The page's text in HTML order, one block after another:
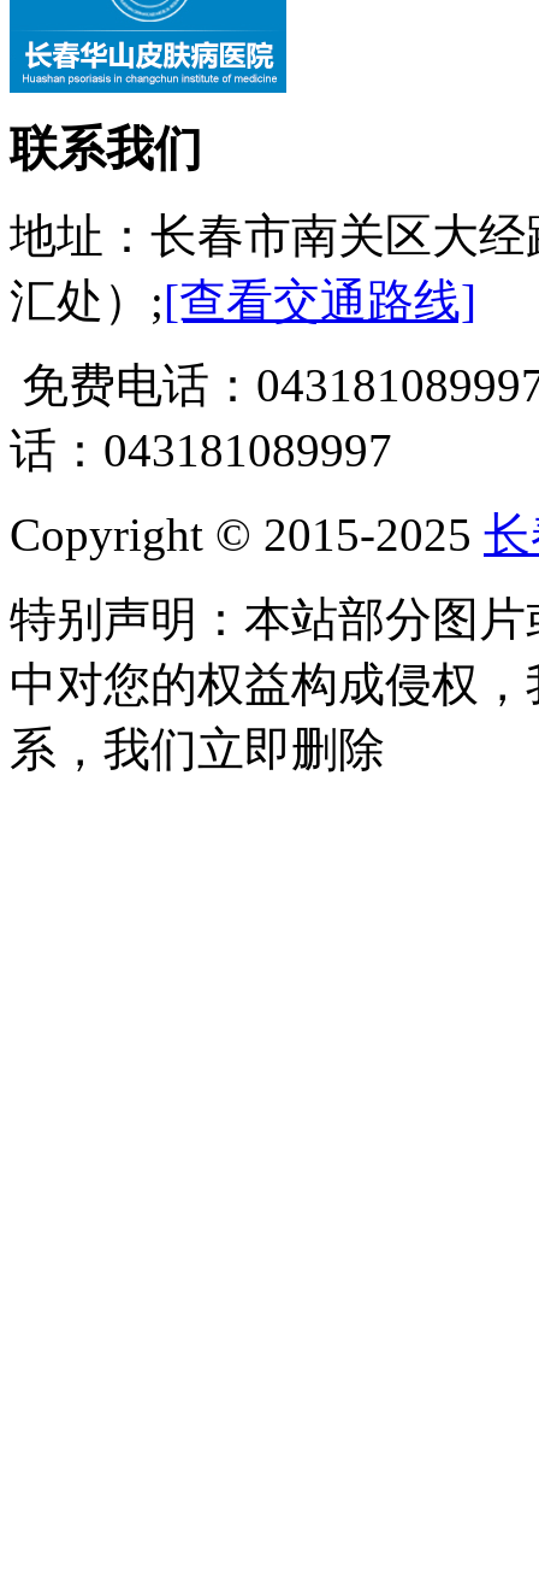
联系我们
地址：长春市南关区大
汇处）;[查看交通路线]
免费电话：
话：043181089997
Copyright © 2015-2025
特别声明：本站部分图
中对您的权益构成侵权
系，我们立即删除